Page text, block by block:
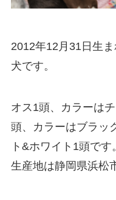
2012年12月31日生
犬です。
オス1頭、カラーは
頭、カラーはブラッ
ト&ホワイト1頭です。
生産地は静岡県浜松